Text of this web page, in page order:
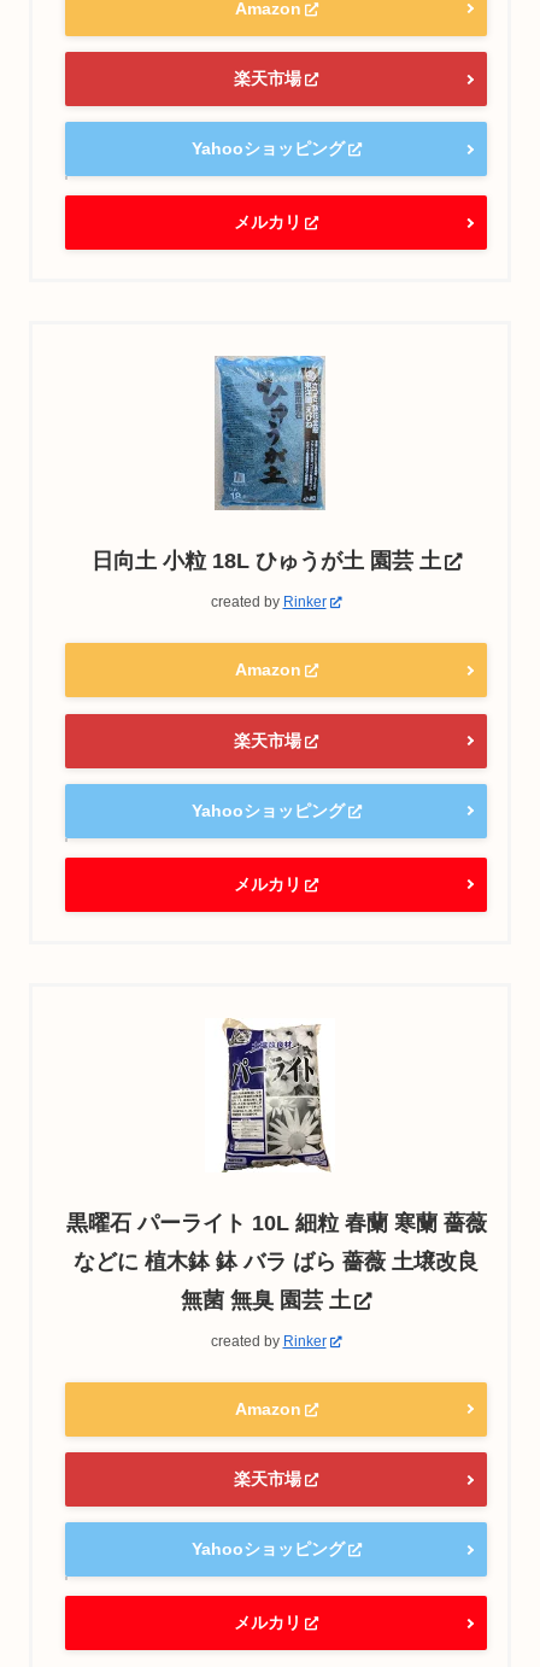
Amazon
楽天市場
Yahooショッピング
メルカリ
日向土 小粒 18L ひゅうが土 園芸 土
created by Rinker
Amazon
楽天市場
Yahooショッピング
メルカリ
黒曜石 パーライト 10L 細粒 春蘭 寒蘭 薔薇
などに 植木鉢 鉢 バラ ばら 薔薇 土壌改良
無菌 無臭 園芸 土
created by Rinker
Amazon
楽天市場
Yahooショッピング
メルカリ